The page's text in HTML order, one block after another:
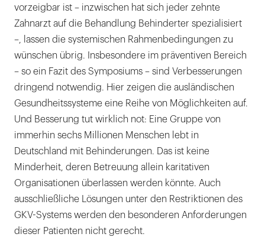
vorzeigbar ist – inzwischen hat sich jeder zehnte
Zahnarzt auf die Behandlung Behinderter spezialisiert
–, lassen die systemischen Rahmenbedingungen zu
wünschen übrig. Insbesondere im präventiven Bereich
– so ein Fazit des Symposiums – sind Verbesserungen
dringend notwendig. Hier zeigen die ausländischen
Gesundheitssysteme eine Reihe von Möglichkeiten auf.
Und Besserung tut wirklich not: Eine Gruppe von
immerhin sechs Millionen Menschen lebt in
Deutschland mit Behinderungen. Das ist keine
Minderheit, deren Betreuung allein karitativen
Organisationen überlassen werden könnte. Auch
ausschließliche Lösungen unter den Restriktionen des
GKV-Systems werden den besonderen Anforderungen
dieser Patienten nicht gerecht.